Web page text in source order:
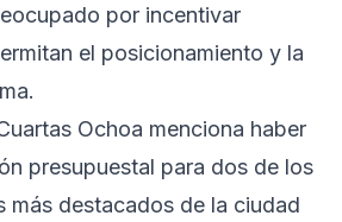
por incentivar
el posicionamiento y la
Ochoa menciona haber
presupuestal para dos de los
más destacados de la ciudad